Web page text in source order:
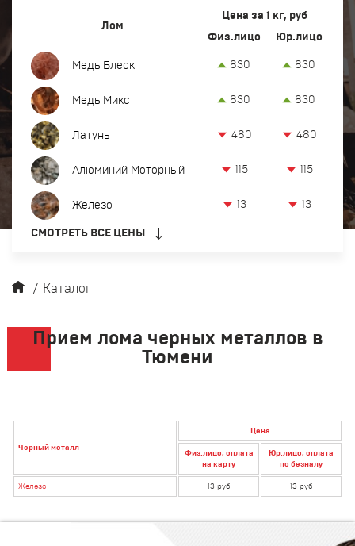
Закупка оргтехники и оборудования
Контакты
Прием лома цветных и черных металлов в Тюмени
Лом
Цена за 1 кг, руб
Физ.лицо
Юр.лицо
Медь Блеск 830 830
Медь Микс 830 830
Латунь 480 480
Алюминий Моторный 115 115
Железо 13 13
СМОТРЕТЬ ВСЕ ЦЕНЫ
/ Каталог
Прием лома черных металлов в
Тюмени
Черный металл
Цена
Физ.лицо, оплата
на карту
Юр.лицо, оплата
по безналу
Железо 13 руб 13 руб